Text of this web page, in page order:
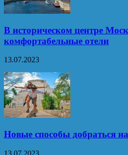
В историческом центре
комфортабельные отели
13.07.2023
Новые способы добраться
13.07.2023